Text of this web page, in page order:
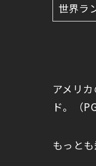
世界ラ
アメリ
ド。（
もっと